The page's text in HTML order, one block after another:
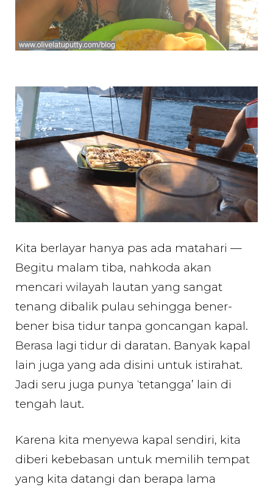
Kita berlayar hanya pas ada matahari —
Begitu malam tiba, nahkoda akan
mencari wilayah lautan yang sangat
tenang dibalik pulau sehingga bener-
bener bisa tidur tanpa goncangan kapal.
Berasa lagi tidur di daratan. Banyak kapal
lain juga yang ada disini untuk istirahat.
Jadi seru juga punya ‘tetangga’ lain di
tengah laut.
Karena kita menyewa kapal sendiri, kita
diberi kebebasan untuk memilih tempat
yang kita datangi dan berapa lama